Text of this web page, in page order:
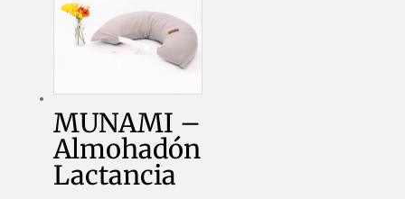
MUNAMI –
Almohadón
Lactancia